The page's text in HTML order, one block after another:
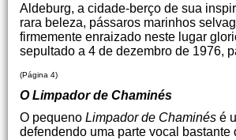
Aldeburg, a cidade-berço de sua
rara beleza, pássaros marinhos
firmemente enraizado neste lugar
sepultado a 4 de dezembro de 1976,
(Página 4)
O Limpador de Chaminés
O pequeno Limpador de Chaminés é
defendendo uma parte vocal